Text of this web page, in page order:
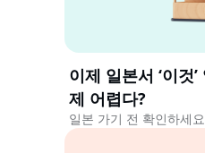
이제 일본서 ‘이것
제 어렵다?
일본 가기 전 확인하세요